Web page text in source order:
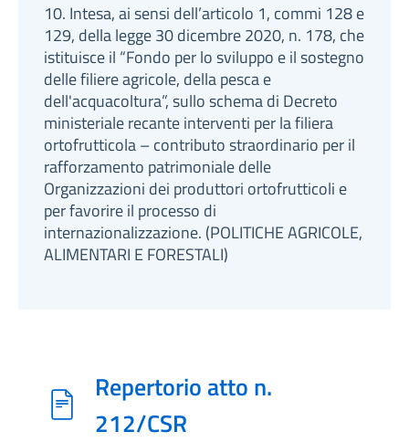
10. Intesa, ai sensi dell’articolo 1, commi 128 e
129, della legge 30 dicembre 2020, n. 178, che
istituisce il “Fondo per lo sviluppo e il sostegno
delle filiere agricole, della pesca e
dell'acquacoltura”, sullo schema di Decreto
ministeriale recante interventi per la filiera
ortofrutticola – contributo straordinario per il
rafforzamento patrimoniale delle
Organizzazioni dei produttori ortofrutticoli e
per favorire il processo di
internazionalizzazione. (POLITICHE AGRICOLE,
ALIMENTARI E FORESTALI)
Repertorio atto n.
212/CSR